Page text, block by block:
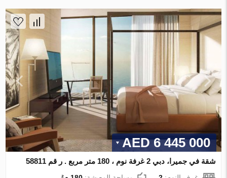
6 445 000 AED
شقة في جميرا، دبي 2 غرفة نوم ، 180 متر مربع . ر قم 58811